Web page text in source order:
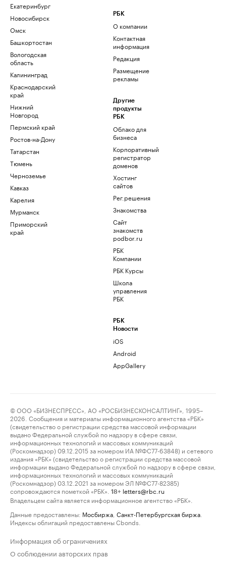
Екатеринбург
Новосибирск
Омск
Башкортостан
Вологодская
область
Калининград
Краснодарский
край
Нижний
Новгород
Пермский край
Ростов-на-Дону
Татарстан
Тюмень
Черноземье
Кавказ
Карелия
Мурманск
Приморский
край
РБК
О компании
Контактная
информация
Редакция
Размещение
рекламы
Другие
продукты
РБК
Облако для
бизнеса
Корпоративный
регистратор
доменов
Хостинг
сайтов
Рег.решения
Знакомства
Сайт
знакомств
podbor.ru
РБК
Компании
РБК Курсы
Школа
управления
РБК
РБК
Новости
iOS
Android
AppGallery
© ООО «БИЗНЕСПРЕСС», АО «РОСБИЗНЕСКОНСАЛТИНГ», 1995–
2026. Сообщения и материалы информационного агентства «РБК»
(свидетельство о регистрации средства массовой информации
выдано Федеральной службой по надзору в сфере связи,
информационных технологий и массовых коммуникаций
(Роскомнадзор) 09.12.2015 за номером ИА №ФС77-63848) и сетевого
издания «РБК» (свидетельство о регистрации средства массовой
информации выдано Федеральной службой по надзору в сфере связи,
информационных технологий и массовых коммуникаций
(Роскомнадзор) 03.12.2021 за номером ЭЛ №ФС77-82385)
сопровождаются пометкой «РБК».
18+ letters@rbc.ru
Владельцем сайта является информационное агентство «РБК».
Данные предоставлены: Мосбиржа Санкт-Петербургская биржа
Индексы облигаций предоставлены Cbonds.
Информация об ограничениях
О соблюдении авторских прав